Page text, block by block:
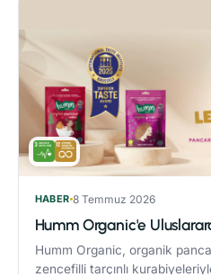
HABER 8 Temmuz 2026
Humm Organic'e
Humm Organic, organik
zencefilli tarçınlı